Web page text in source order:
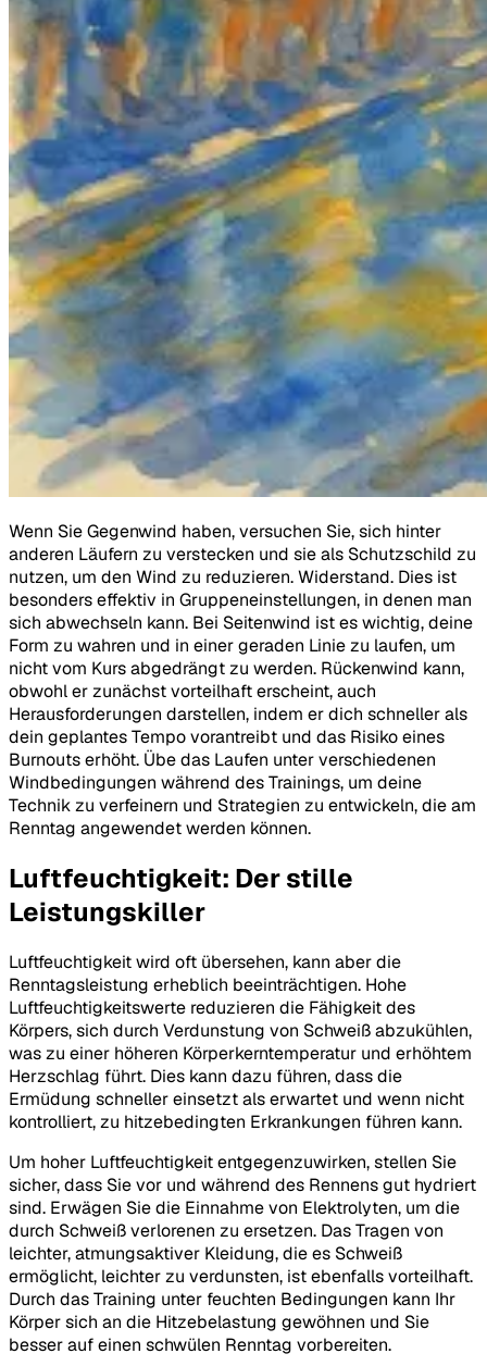
Wenn Sie Gegenwind haben, versuchen Sie, sich hinter
anderen Läufern zu verstecken und sie als Schutzschild zu
nutzen, um den Wind zu reduzieren. Widerstand. Dies ist
besonders effektiv in Gruppeneinstellungen, in denen man
sich abwechseln kann. Bei Seitenwind ist es wichtig, deine
Form zu wahren und in einer geraden Linie zu laufen, um
nicht vom Kurs abgedrängt zu werden. Rückenwind kann,
obwohl er zunächst vorteilhaft erscheint, auch
Herausforderungen darstellen, indem er dich schneller als
dein geplantes Tempo vorantreibt und das Risiko eines
Burnouts erhöht. Übe das Laufen unter verschiedenen
Windbedingungen während des Trainings, um deine
Technik zu verfeinern und Strategien zu entwickeln, die am
Renntag angewendet werden können.
Luftfeuchtigkeit: Der stille
Leistungskiller
Luftfeuchtigkeit wird oft übersehen, kann aber die
Renntagsleistung erheblich beeinträchtigen. Hohe
Luftfeuchtigkeitswerte reduzieren die Fähigkeit des
Körpers, sich durch Verdunstung von Schweiß abzukühlen,
was zu einer höheren Körperkerntemperatur und erhöhtem
Herzschlag führt. Dies kann dazu führen, dass die
Ermüdung schneller einsetzt als erwartet und wenn nicht
kontrolliert, zu hitzebedingten Erkrankungen führen kann.
Um hoher Luftfeuchtigkeit entgegenzuwirken, stellen Sie
sicher, dass Sie vor und während des Rennens gut hydriert
sind. Erwägen Sie die Einnahme von Elektrolyten, um die
durch Schweiß verlorenen zu ersetzen. Das Tragen von
leichter, atmungsaktiver Kleidung, die es Schweiß
ermöglicht, leichter zu verdunsten, ist ebenfalls vorteilhaft.
Durch das Training unter feuchten Bedingungen kann Ihr
Körper sich an die Hitzebelastung gewöhnen und Sie
besser auf einen schwülen Renntag vorbereiten.